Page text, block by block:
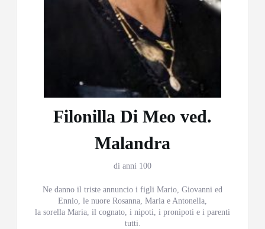
Filonilla Di Meo ved.
Malandra
di anni 100
Ne danno il triste annuncio i figli Mario, Giovanni ed
Ennio, le nuore Rosanna, Maria e Antonella,
la sorella Maria, il cognato, i nipoti, i pronipoti e i parenti
tutti.